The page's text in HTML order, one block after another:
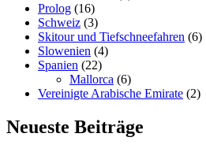
Prolog (16)
Schweiz (3)
Skitour und Tiefschneefahren (6)
Slowenien (4)
Spanien (22)
Mallorca (6)
Vereinigte Arabische Emirate (2)
Neueste Beiträge